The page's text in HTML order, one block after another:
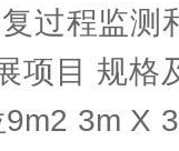
过程监测
项目 规格
3m X